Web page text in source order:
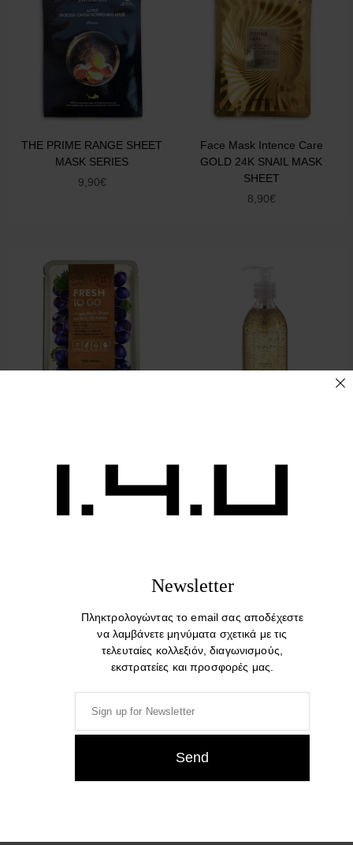
THE PRIME RANGE SHEET
MASK SERIES
9,90€
Face Mask Intence Care
GOLD 24K SNAIL MASK
SHEET
8,90€
Culti Hand & Body Soap
–38,00 €
Culti Hand & Body Soap
Newsletter
Πληκτρολογώντας το email σας αποδέχεστε
να λαμβάνετε μηνύματα σχετικά με τις
τελευταίες κολλεξιόν, διαγωνισμούς,
εκστρατείες και προσφορές μας.